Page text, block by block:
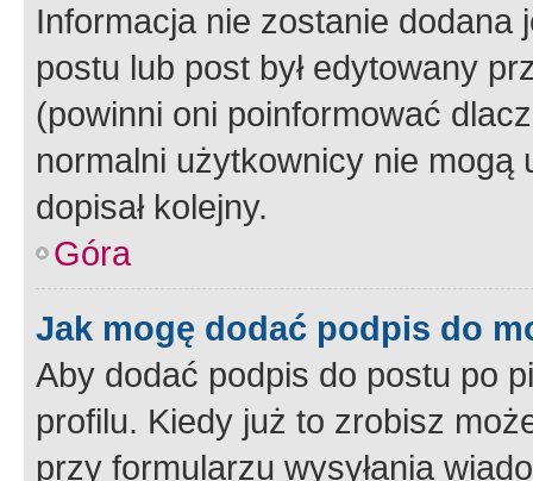
Informacja nie zostanie dodana
postu lub post był edytowany
(powinni oni poinformować
normalni użytkownicy nie
dopisał kolejny.
Góra
Jak mogę dodać podpis do
Aby dodać podpis do postu po
profilu. Kiedy już to zrobisz
przy formularzu wysyłania